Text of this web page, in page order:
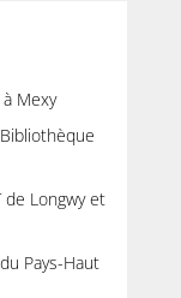
Mexy
de Longwy et
Pays-Haut